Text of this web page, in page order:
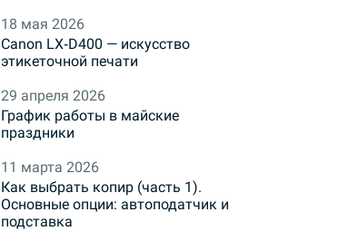
18 мая 2026
Canon LX‑D400 — искусство
этикеточной печати
29 апреля 2026
График работы в майские
праздники
11 марта 2026
Как выбрать копир (часть 1).
Основные опции: автоподатчик и
подставка